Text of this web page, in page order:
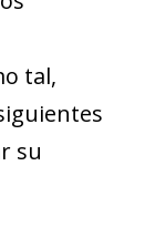
tal,
su